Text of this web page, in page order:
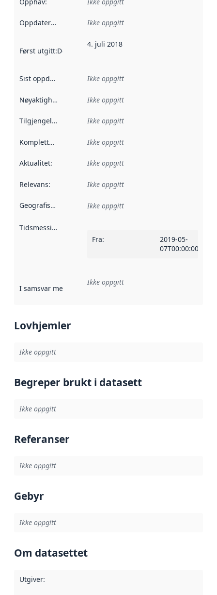
Oppdateringsfrekvens :
Ikke oppgitt
Først utgitt:Denne datoen sier når dataene i dette
4. juli 2018
Sist oppdatert Ikke oppgitt
Nøyaktighet Ikke oppgitt
Tilgjengelighet Ikke oppgitt
Kompletthet Ikke oppgitt
Aktualitet: Ikke oppgitt
Relevans: Ikke oppgitt
Geografisk avgrensning :
Ikke oppgitt
Tidsmessig avgrensning
Fra:
2019-05-
07T00:00:00Z
I samsvar med Referanse til en implementasjonsregel
Ikke oppgitt
Lovhjemler
Ikke oppgitt
Begreper brukt i datasett
Ikke oppgitt
Referanser
Ikke oppgitt
Gebyr
Ikke oppgitt
Om datasettet
Utgiver: